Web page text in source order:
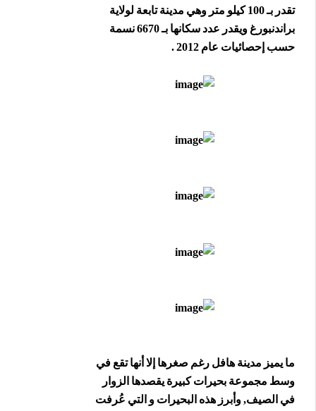
تقدر بـ 100 كيلو متر وهي مدينة تابعة لولاية
براندنبورغ ويقدر عدد سكانها بـ 6670 نسمة
حسب إحصائيات عام 2012 .
ما يميز مدينة هافل رغم صغرها إلا أنها تقع في
وسط مجموعة بحيرات كبيرة يقصدها الزوار
في الصيف, وأبرز هذه البحيرات و التي عُرفت